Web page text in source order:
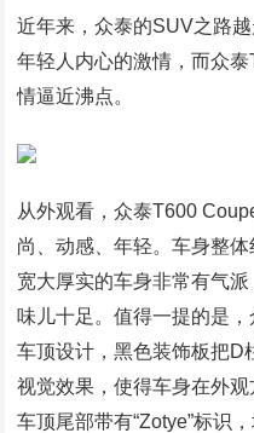
近年来，众泰的SUV之路
年轻人内心的激情，而众
情逼近沸点。
从外观看，众泰T600
尚、动感、年轻。车身整
宽大厚实的车身非常有气
味儿十足。值得一提的是
车顶设计，黑色装饰板把D
视觉效果，使得车身在外
车顶尾部带有“Zotye”标识